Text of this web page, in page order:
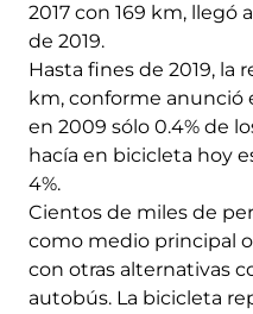
2017 con 169 km, llegó
de 2019.
Hasta fines de 2019, la
km, conforme anunció
en 2009 sólo 0.4% de
hacía en bicicleta hoy
4%.
Cientos de miles de
como medio principal
con otras alternativas
autobús. La bicicleta